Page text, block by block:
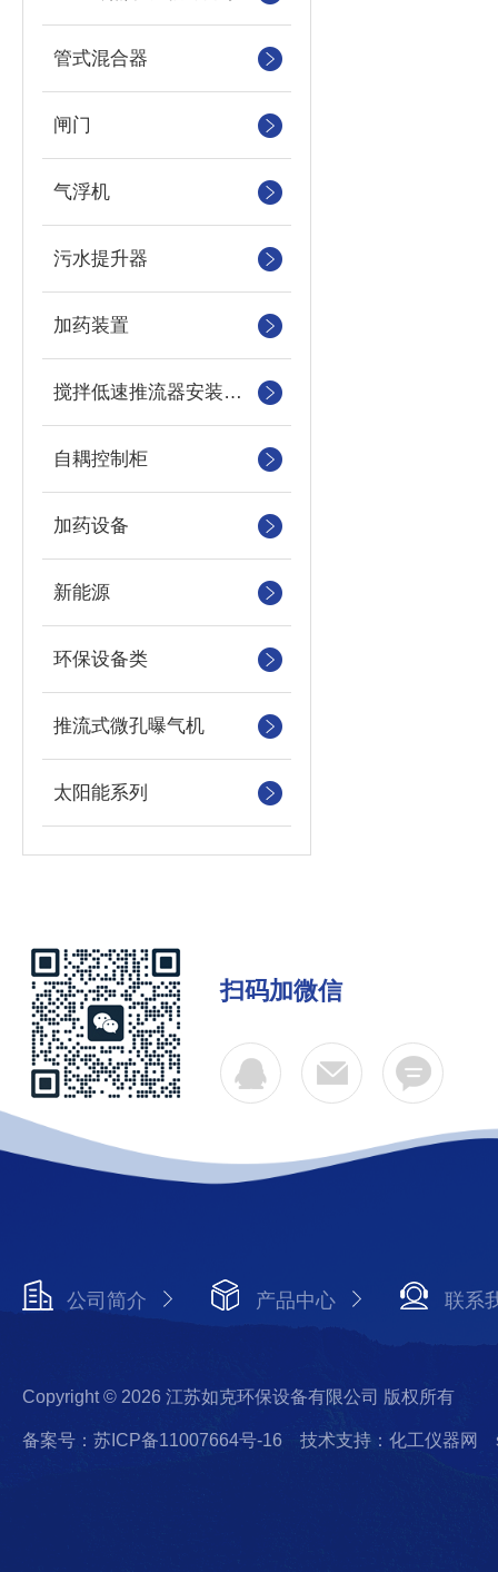
管式混合器
闸门
气浮机
污水提升器
加药装置
搅拌低速推流器安装系统
自耦控制柜
加药设备
新能源
环保设备类
推流式微孔曝气机
太阳能系列
扫码加微信
公司简介 产品中心 联系
Copyright © 2026 江苏如克环保设备有限公司 版权所有
备案号：苏ICP备11007664号-16 技术支持：化工仪器网